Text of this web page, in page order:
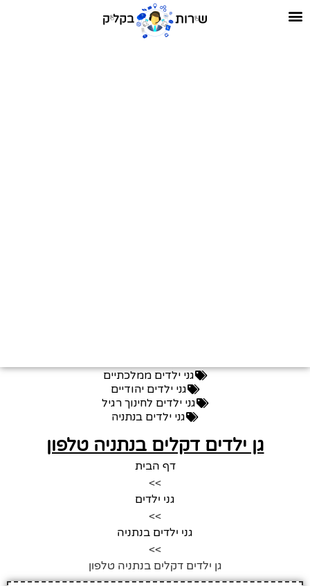
גני ילדים ממלכתיים
גני ילדים יהודיים
גני ילדים לחינוך רגיל
גני ילדים בנתניה
גן ילדים דקלים בנתניה טלפון
דף הבית
>>
גני ילדים
>>
גני ילדים בנתניה
>>
גן ילדים דקלים בנתניה טלפון